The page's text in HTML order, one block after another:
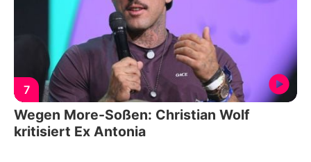
7
Wegen More-Soßen: Christian Wolf
kritisiert Ex Antonia